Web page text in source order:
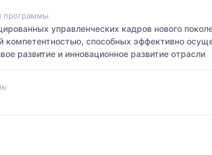
программы
управленческих кадров нового
компетентностью, способных эффективно
развитие и инновационное развитие отрасли